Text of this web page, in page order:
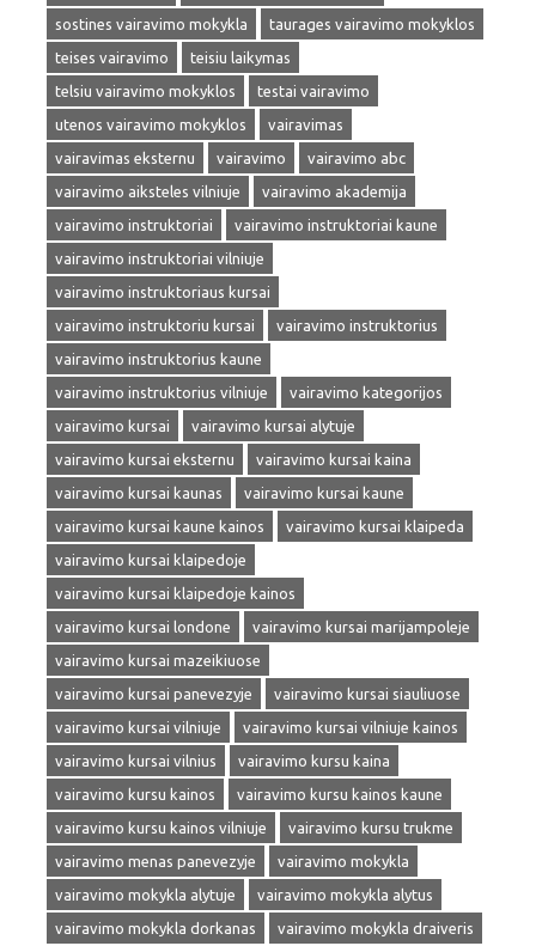
sostines vairavimo mokykla
taurages vairavimo mokyklos
teises vairavimo
teisiu laikymas
telsiu vairavimo mokyklos
testai vairavimo
utenos vairavimo mokyklos
vairavimas
vairavimas eksternu
vairavimo
vairavimo abc
vairavimo aiksteles vilniuje
vairavimo akademija
vairavimo instruktoriai
vairavimo instruktoriai kaune
vairavimo instruktoriai vilniuje
vairavimo instruktoriaus kursai
vairavimo instruktoriu kursai
vairavimo instruktorius
vairavimo instruktorius kaune
vairavimo instruktorius vilniuje
vairavimo kategorijos
vairavimo kursai
vairavimo kursai alytuje
vairavimo kursai eksternu
vairavimo kursai kaina
vairavimo kursai kaunas
vairavimo kursai kaune
vairavimo kursai kaune kainos
vairavimo kursai klaipeda
vairavimo kursai klaipedoje
vairavimo kursai klaipedoje kainos
vairavimo kursai londone
vairavimo kursai marijampoleje
vairavimo kursai mazeikiuose
vairavimo kursai panevezyje
vairavimo kursai siauliuose
vairavimo kursai vilniuje
vairavimo kursai vilniuje kainos
vairavimo kursai vilnius
vairavimo kursu kaina
vairavimo kursu kainos
vairavimo kursu kainos kaune
vairavimo kursu kainos vilniuje
vairavimo kursu trukme
vairavimo menas panevezyje
vairavimo mokykla
vairavimo mokykla alytuje
vairavimo mokykla alytus
vairavimo mokykla dorkanas
vairavimo mokykla draiveris